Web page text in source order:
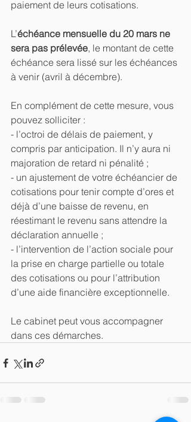
paiement de leurs cotisations.
L’échéance mensuelle du 20 mars ne
sera pas prélevée, le montant de cette
échéance sera lissé sur les échéances
à venir (avril à décembre).
En complément de cette mesure, vous
pouvez solliciter :
- l’octroi de délais de paiement, y
compris par anticipation. Il n’y aura ni
majoration de retard ni pénalité ;
- un ajustement de votre échéancier de
cotisations pour tenir compte d’ores et
déjà d’une baisse de revenu, en
réestimant le revenu sans attendre la
déclaration annuelle ;
- l’intervention de l’action sociale pour
la prise en charge partielle ou totale
des cotisations ou pour l’attribution
d’une aide financière exceptionnelle.
Le cabinet peut vous accompagner
dans ces démarches.